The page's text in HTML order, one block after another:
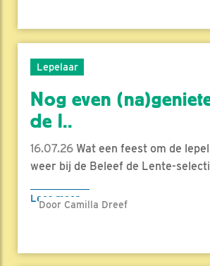
Lepelaar
Nog even
de l..
16.07.26 Wat een feest om de
weer bij de Beleef de Lente-
Lees meer
Door Camilla Dreef